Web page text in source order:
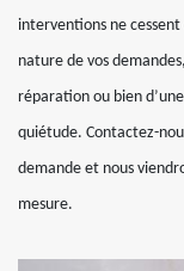
interventions ne
nature de vos
réparation ou bien
quiétude. Contactez-
demande et nous
mesure.